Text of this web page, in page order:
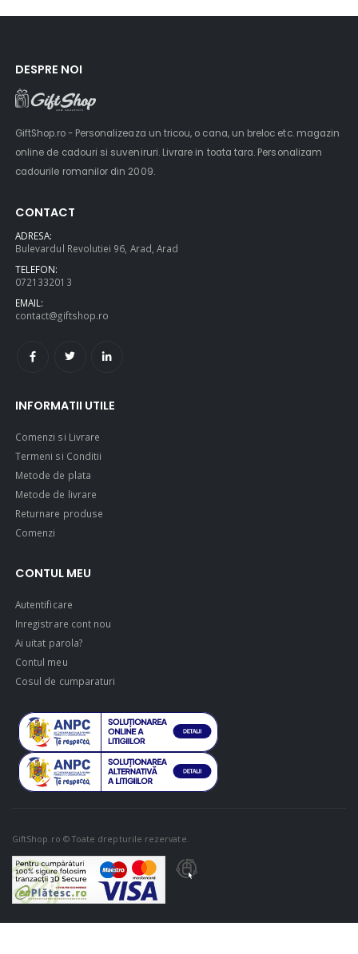
DESPRE NOI
GiftShop.ro - Personalizeaza un tricou, o cana, un breloc etc. magazin
online de cadouri si suveniruri. Livrare in toata tara. Personalizam
cadourile romanilor din 2009.
CONTACT
ADRESA:
Bulevardul Revolutiei 96, Arad, Arad
TELEFON:
0721332013
EMAIL:
contact@giftshop.ro
INFORMATII UTILE
Comenzi si Livrare
Termeni si Conditii
Metode de plata
Metode de livrare
Returnare produse
Comenzi
CONTUL MEU
Autentificare
Inregistrare cont nou
Ai uitat parola?
Contul meu
Cosul de cumparaturi
GiftShop.ro © Toate drepturile rezervate.